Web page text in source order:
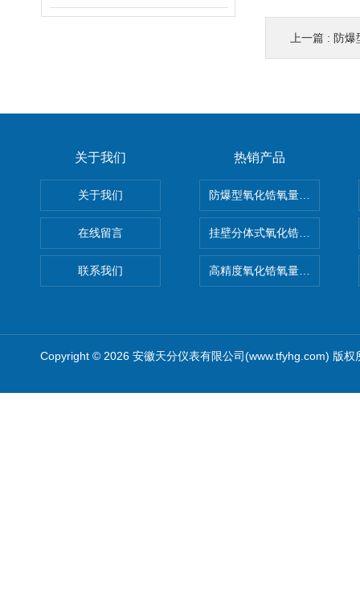
上一篇 : 防爆型
关于我们
关于我们
在线留言
联系我们
热销产品
防爆型氧化锆氧量分析仪
挂壁分体式氧化锆分析仪
高精度氧化锆氧量分析仪转换
Copyright © 2026 安徽天分仪表有限公司(www.tfyhg.com) 版权